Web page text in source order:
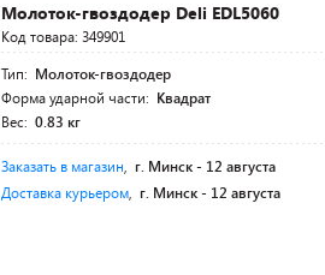
Молоток-гвоздодер Deli EDL5060
Код товара: 349901
Тип: Молоток-гвоздодер
Форма ударной части: Квадрат
Вес: 0.83 кг
Заказать в магазин, г. Минск - 12 августа
Доставка курьером, г. Минск - 12 августа